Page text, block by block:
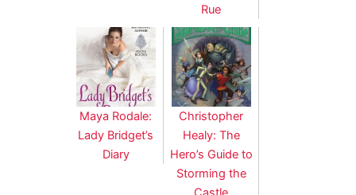
Rue
Maya Rodale:
Lady Bridget’s
Diary
Christopher
Healy: The
Hero’s Guide to
Storming the